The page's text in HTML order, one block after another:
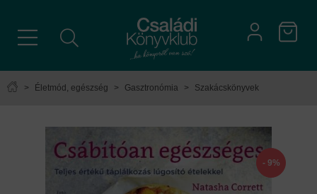
> Életmód, egészség > Gasztronómia > Szakácskönyvek
- 9%